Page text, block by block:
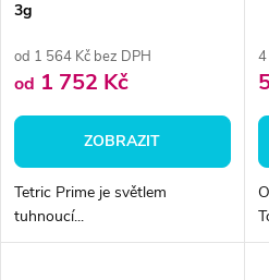
3g
od 1 564 Kč bez DPH
od 1 752 Kč
ZOBRAZIT
Tetric Prime je světlem
tuhnoucí...